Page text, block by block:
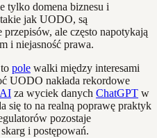
tylko domena biznesu i
jak UODO, są
ale często napotykają
i niejasność prawa.
pole walki między interesami
UODO nakłada rekordowe
za wyciek danych ChatGPT w
się to na realną poprawę praktyk
pozostaje
i postępowań.